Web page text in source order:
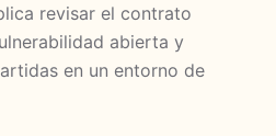
revisar el contrato
abierta y
en un entorno de